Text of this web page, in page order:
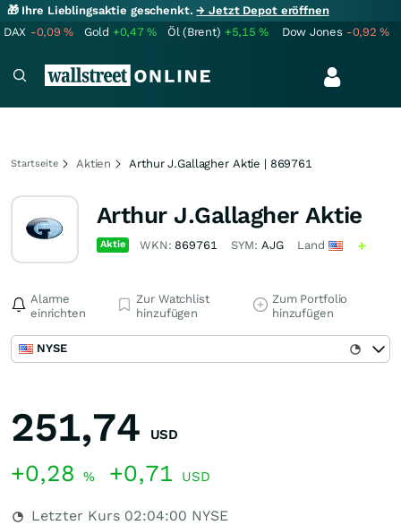
🎁 Ihre Lieblingsaktie geschenkt.→ Jetzt Depot eröffnen
DAX -0,09% Gold +0,47% Öl (Brent) +5,15% Dow Jones -0,92%
Startseite Aktien Arthur J.Gallagher Aktie | 869761
Arthur J.Gallagher Aktie
Aktie WKN: 869761 SYM: AJG Land
Alarme
einrichten
Zur Watchlist
hinzufügen
Zum Portfolio
hinzufügen
NYSE
251,74 USD
+0,28 % +0,71 USD
Letzter Kurs 02:04:00 NYSE